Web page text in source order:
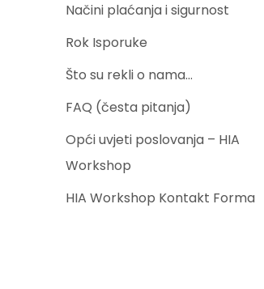
Načini plaćanja i sigurnost
Rok Isporuke
Što su rekli o nama…
FAQ (česta pitanja)
Opći uvjeti poslovanja – HIA
Workshop
HIA Workshop Kontakt Forma